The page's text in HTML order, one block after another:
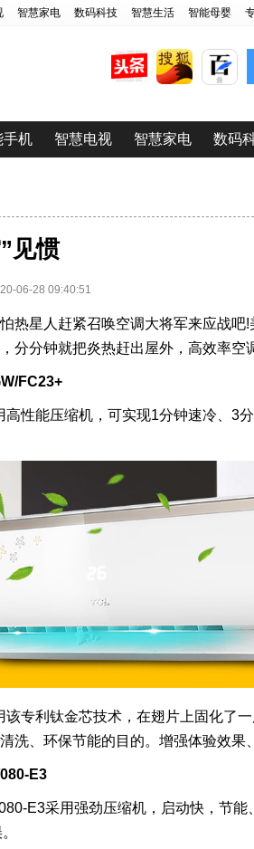
智慧家电 数码科技 智慧生活 智能母婴
手机 智慧电视 智慧家电 数码
见惯
06-28 09:40:51
热星人赶紧召唤空调大将军来应战吧
分分钟就把炎热赶出屋外，高效率空
FC23+
性能压缩机，可实现1分钟速冷、3
专利钛金芯技术，在翅片上固化了
洗、环保节能的目的。增强体验效果
E3
E3采用强劲压缩机，启动快，节